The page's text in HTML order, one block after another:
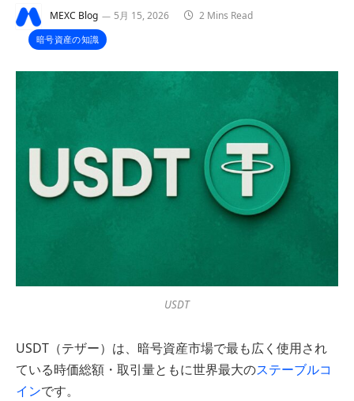
MEXC Blog 5月 15, 2026 2 Mins Read
暗号資産の知識
USDT
USDT（テザー）は、暗号資産市場で最も広く使用され
ている時価総額・取引量ともに世界最大のステーブルコ
インです。